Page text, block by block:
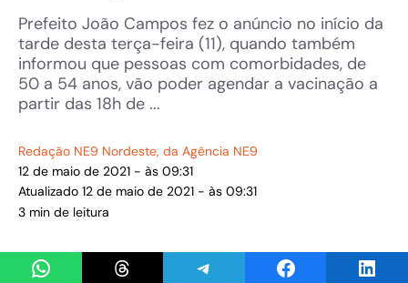
Prefeito João Campos fez o anúncio no início da
tarde desta terça-feira (11), quando também
informou que pessoas com comorbidades, de
50 a 54 anos, vão poder agendar a vacinação a
partir das 18h de ...
Redação NE9 Nordeste, da Agência NE9
12 de maio de 2021 - às 09:31
Atualizado 12 de maio de 2021 - às 09:31
3 min de leitura
Share on WhatsAppShare on ThreadsShare on TelegramShare on Facebook